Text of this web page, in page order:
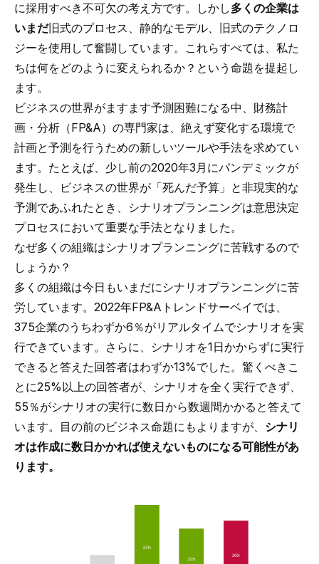
に採用すべき不可欠の考え方です。しかし多くの企業は
いまだ旧式のプロセス、静的なモデル、旧式のテクノロ
ジーを使用して奮闘しています。これらすべては、私た
ちは何をどのように変えられるか？という命題を提起し
ます。
ビジネスの世界がますます予測困難になる中、 財務計
画・分析 （FP&A）の専門家は、絶えず変化する環境で
計画と予測を行うための新しいツールや手法を求めてい
ます。たとえば、少し前の2020年3月にパンデミックが
発生し、ビジネスの世界が「死んだ予算」と非現実的な
予測であふれたとき、シナリオプランニングは意思決定
プロセスにおいて重要な手法となりました。
なぜ多くの組織はシナリオプランニングに苦戦するので
しょうか？
多くの組織は今日もいまだにシナリオプランニングに苦
労しています。2022年FP&Aトレンドサーベイでは、
375企業のうちわずか6％がリアルタイムでシナリオを実
行できています。さらに、シナリオを1日かからずに実行
できると答えた回答者はわずか13%でした。驚くべきこ
とに25%以上の回答者が、シナリオを全く実行できず、
55％がシナリオの実行に数日から数週間かかると答えて
います。目の前のビジネス命題にもよりますが、 シナリ
オは作成に数日かかれば使えないものになる可能性があ
ります。